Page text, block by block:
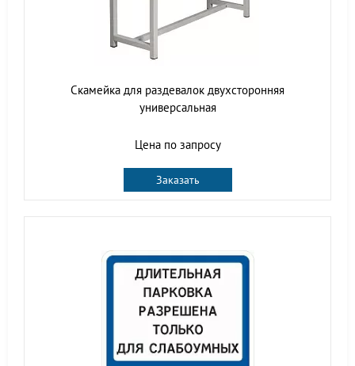
Скамейка для раздевалок двухсторонняя
универсальная
Цена по запросу
Заказать